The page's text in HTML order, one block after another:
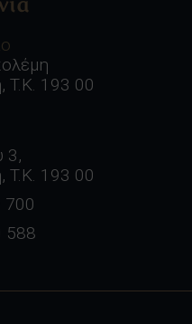
Τ.Κ. 193 00
3,
Τ.Κ. 193 00
700
588